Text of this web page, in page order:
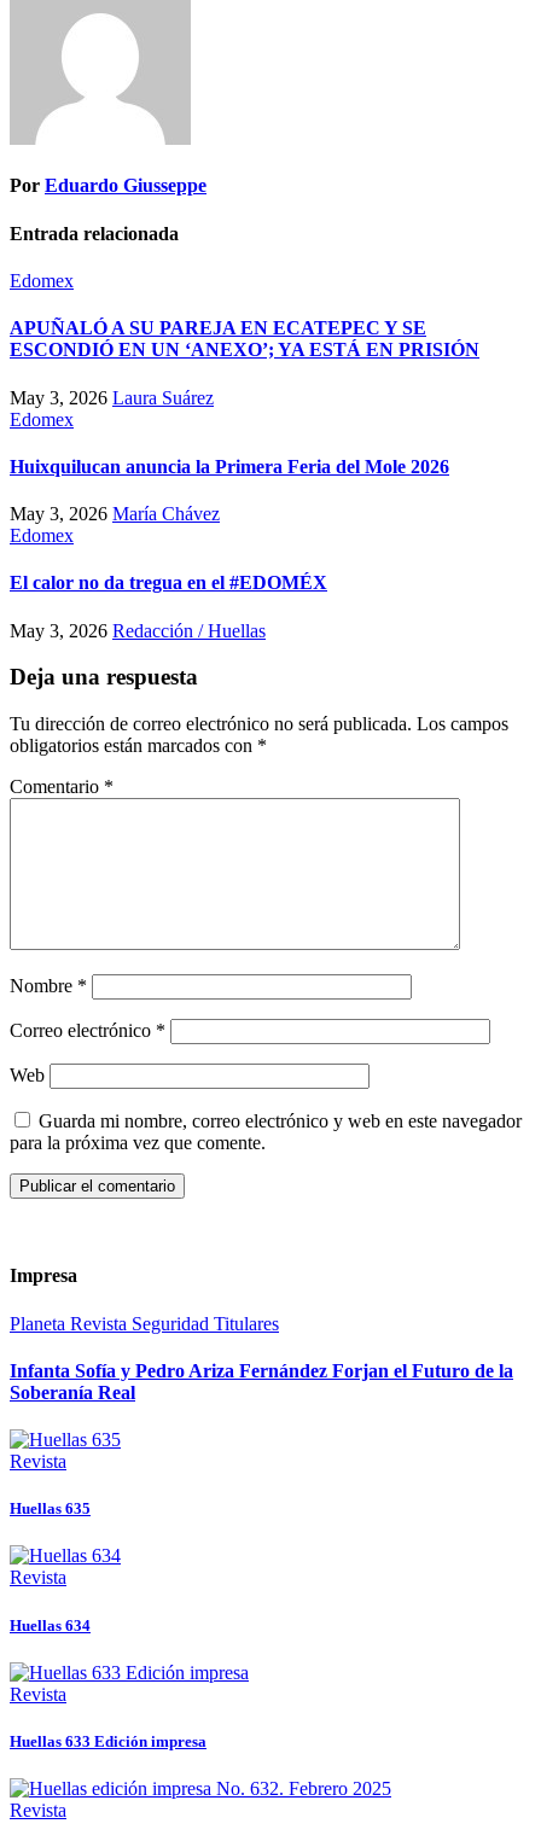
Por Eduardo Giusseppe
Entrada relacionada
Edomex
APUÑALÓ A SU PAREJA EN ECATEPEC Y SE
ESCONDIÓ EN UN ‘ANEXO’; YA ESTÁ EN PRISIÓN
May 3, 2026 Laura Suárez
Edomex
Huixquilucan anuncia la Primera Feria del Mole 2026
May 3, 2026 María Chávez
Edomex
El calor no da tregua en el #EDOMÉX
May 3, 2026 Redacción / Huellas
Deja una respuesta
Tu dirección de correo electrónico no será publicada. Los campos
obligatorios están marcados con *
Comentario *
Nombre *
Correo electrónico *
Web
Guarda mi nombre, correo electrónico y web en este navegador
para la próxima vez que comente.
Impresa
Planeta Revista Seguridad Titulares
Infanta Sofía y Pedro Ariza Fernández Forjan el Futuro de la
Soberanía Real
Revista
Huellas 635
Revista
Huellas 634
Revista
Huellas 633 Edición impresa
Revista